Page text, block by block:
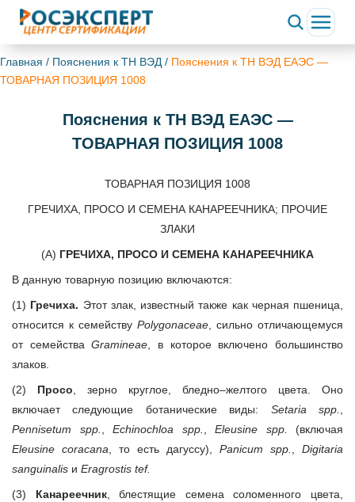
Главная / Пояснения к ТН ВЭД / Пояснения к ТН ВЭД ЕАЭС —
ТОВАРНАЯ ПОЗИЦИЯ 1008
Пояснения к ТН ВЭД ЕАЭС —
ТОВАРНАЯ ПОЗИЦИЯ 1008
ТОВАРНАЯ ПОЗИЦИЯ 1008
ГРЕЧИХА, ПРОСО И СЕМЕНА КАНАРЕЕЧНИКА; ПРОЧИЕ
ЗЛАКИ
(А) ГРЕЧИХА, ПРОСО И СЕМЕНА КАНАРЕЕЧНИКА
В данную товарную позицию включаются:
(1) Гречиха. Этот злак, известный также как черная пшеница,
относится к семейству Polygonaceae , сильно отличающемуся
от семействаGramineae , в которое включено большинство
злаков.
(2) Просо , зерно круглое, бледно–желтого цвета. Оно
включает следующие ботанические виды: Setaria spp.
Pennisetum spp.
Echinochloa spp. Eleusine spp. (включая
Eleusine coracana , то есть дагуссу), Panicum spp.
Digitaria
sanguinalis и Eragrostis tef.
(3) Канареечник, блестящие семена соломенного цвета,